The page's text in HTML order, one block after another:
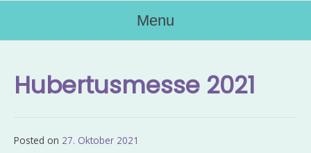
Menu
Hubertusmesse 2021
Posted on 27. Oktober 2021